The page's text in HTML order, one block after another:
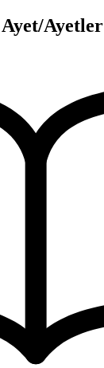
Ayetler